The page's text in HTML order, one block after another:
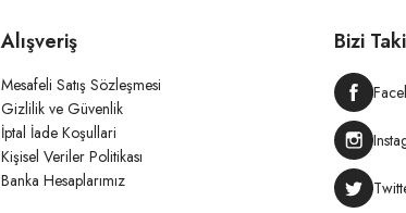
Alışveriş
Mesafeli Satış Sözleşmesi
Gizlilik ve Güvenlik
İptal İade Koşullari
Kişisel Veriler Politikası
Banka Hesaplarımız
Bizi